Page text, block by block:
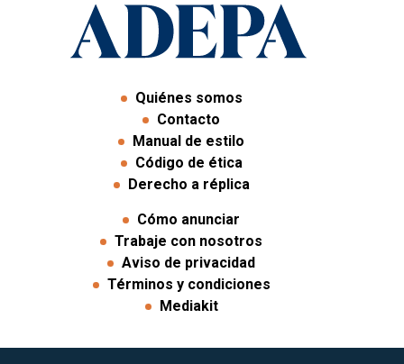
Quiénes somos
Contacto
Manual de estilo
Código de ética
Derecho a réplica
Cómo anunciar
Trabaje con nosotros
Aviso de privacidad
Términos y condiciones
Mediakit